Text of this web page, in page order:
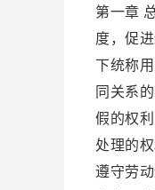
第一章
度，促
下统称
同关系
假的权
处理的
遵守劳